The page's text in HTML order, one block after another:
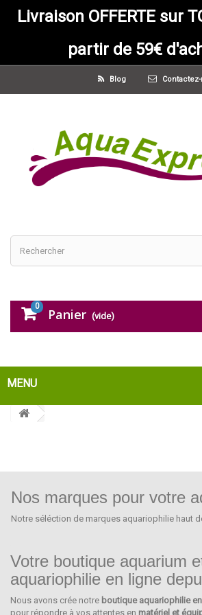
Livraison OFFERTE sur
partir de 59€
Blog
Panier
0
(vide)
MENU
Nos marques pour votre
Notre séléction de marques aquariophilie haut
SCHEGO
Votre boutique aquarium
aquariophilie en ligne
Nous avons crée notre boutique aquariophilie
pour répondre à vos attentes en matériel et